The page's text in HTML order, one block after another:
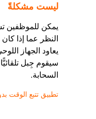
ليست مشكلةً
يمكن للموظفين
النظر عما إذا
يعاود الجهاز
سيقوم جِبل
السحابة.
تطبيق تتبع الوقت